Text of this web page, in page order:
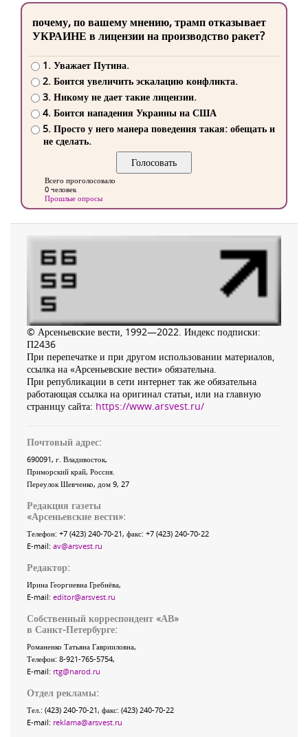
почему, по вашему мнению, трамп отказывает
УКРАИНЕ в лицензии на производство ракет?
1. Уважает Путина.
2. Боится увеличить эскалацию конфликта.
3. Никому не дает такие лицензии.
4. Боится нападения Украины на США
5. Просто у него манера поведения такая: обещать и
не сделать.
Всего проголосовало
0 человек
Прошлые опросы
© Арсеньевские вести, 1992—2022. Индекс подписки:
П2436
При перепечатке и при другом использовании материалов,
ссылка на «Арсеньевские вести» обязательна.
При републикации в сети интернет так же обязательна
работающая ссылка на оригинал статьи, или на главную
страницу сайта: https://www.arsvest.ru/
Почтовый адрес:
690091, г. Владивосток,
Приморский край, Россия
Переулок Шевченко, дом 9, 27
Редакция газеты
«Арсеньевские вести»:
Телефон: +7 (423) 240-70-21, факс: +7 (423) 240-70-22
E-mail: av@arsvest.ru
Редактор:
Ирина Георгиевна Гребнёва,
E-mail: editor@arsvest.ru
Собственный корреспондент «АВ»
в Санкт-Петербурге:
Романенко Татьяна Гаврииловна,
Телефон: 8-921-765-5754,
E-mail: rtg@narod.ru
Отдел рекламы:
Тел.: (423) 240-70-21, факс: (423) 240-70-22
E-mail: reklama@arsvest.ru